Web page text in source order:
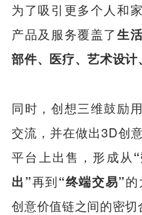
为了吸引更多个人和
产品及服务覆盖了生
部件、医疗、艺术设计
同时，创想三维鼓励
交流，并在做出3D创
平台上出售，形成从
出”再到“终端交易”
创意价值链之间的密切